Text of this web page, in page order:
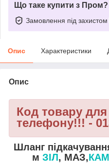
Що таке купити з Пром?
Замовлення під захистом
Опис Характеристики
Опис
Код товару
телефону!!! -
Шланг
м ЗІЛ, МАЗ,